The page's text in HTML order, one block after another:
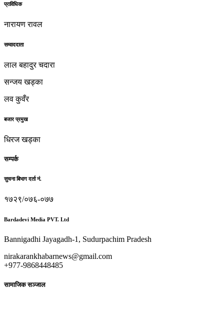
प्राविधिक
नारायण रावल
सम्वाददाता
लाल बहादुर चदारा
सन्जय खड्का
लव कुवँर
बजार प्रमुख
धिरज खड्का
सम्पर्क
सुचना बिभाग दर्ता नं.
१७२९/०७६-०७७
Bardadevi Media PVT. Ltd
Bannigadhi Jayagadh-1, Sudurpachim Pradesh
nirakarankhabarnews@gmail.com
+977-9868448485
सामाजिक सञ्जाल